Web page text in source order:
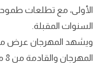
الأولى، مع تطلعات طموحة
السنوات المقبلة.
ويشهد المهرجان عرض